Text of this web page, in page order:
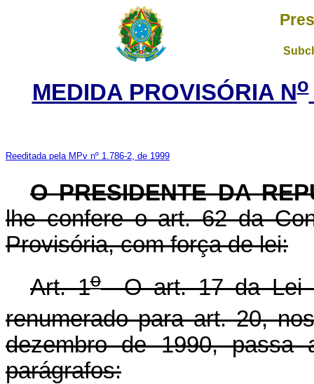
MEDIDA PROVISÓRIA No
Reeditada pela MPv nº 1.786-2, de 1999
O PRESIDENTE DA
lhe confere o art. 62 da
Provisória, com força de lei:
Art. 1oO art. 17 da Lei
renumerado para art. 20,
dezembro de 1990, passa
parágrafos: